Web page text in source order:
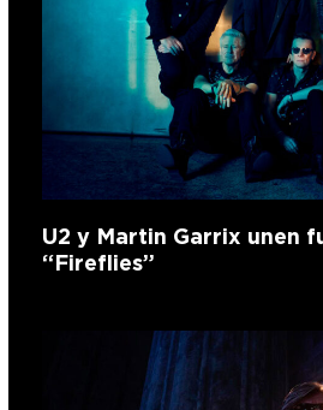
U2 y Martin Garrix unen
“Fireflies”